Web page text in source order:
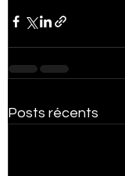
Stratégie
Posts récents